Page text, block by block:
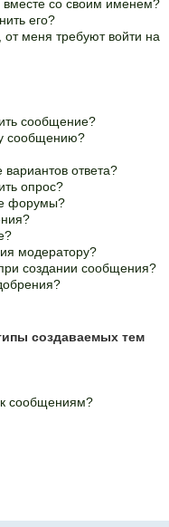
вместе со своим именем?
его?
меня требуют войти на
сообщение?
сообщению?
ответа?
опрос?
форумы?
модератору?
создании сообщения?
создаваемых тем
сообщениям?